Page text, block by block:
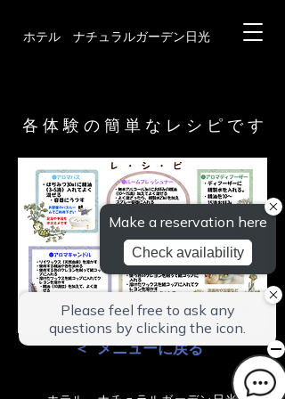
ホテル ナチュラルガーデン日光
各 体 験 の 簡 単 な レ シ ピ で す
＜ メニューに戻る